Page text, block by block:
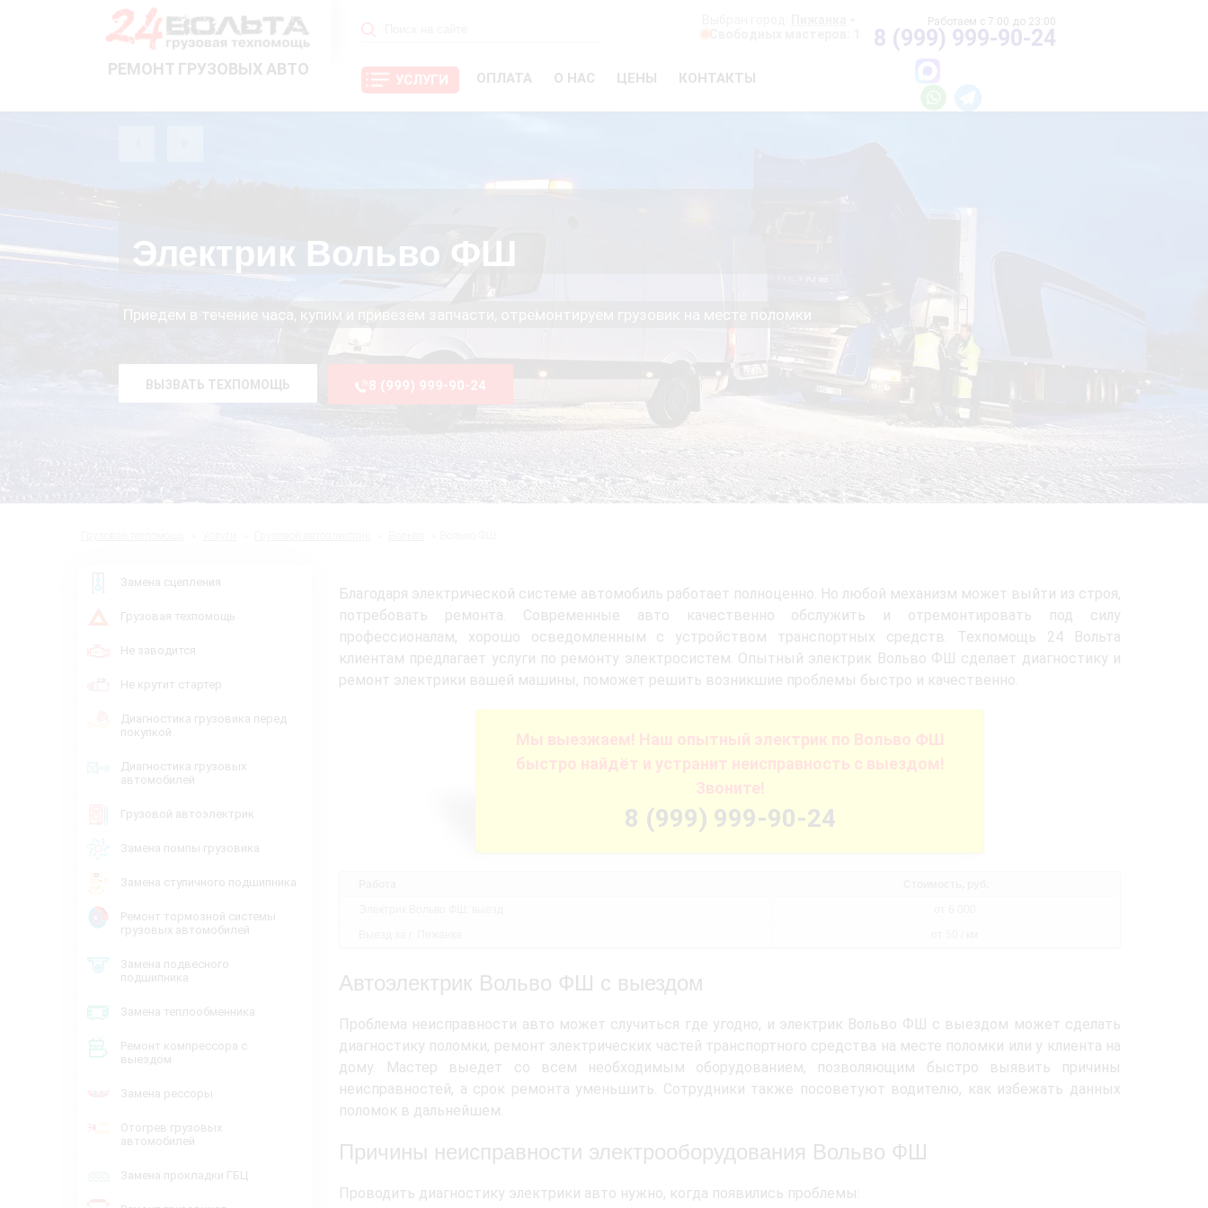
РЕМОНТ ГРУЗОВЫХ АВТО
УСЛУГИ ОПЛАТА О НАС ЦЕНЫ КОНТАКТЫ
8 (999) 999-90-24
Электрик Вольво ФШ
Приедем в течение часа, купим и привезём запчасти, отремонтируем грузовик на месте поломки
ВЫЗВАТЬ ТЕХПОМОЩЬ 8 (999) 999-90-24
Замена сцепления
Грузовая техпомощь
Не заводится
Не крутит стартер
Диагностика грузовика перед
покупкой
Диагностика грузовых
автомобилей
Грузовой автоэлектрик
Замена помпы грузовика
Замена ступичного подшипника
Ремонт тормозной системы
грузовых автомобилей
Замена подвесного
подшипника
Замена теплообменника
Ремонт компрессора с
выездом
Замена рессоры
Отогрев грузовых
автомобилей
Замена прокладки ГБЦ
Благодаря электрической системе автомобиль работает полноценно. Но любой механизм может выйти из строя,
потребовать ремонта. Современные авто качественно обслужить и отремонтировать под силу
профессионалам, хорошо осведомленным с устройством транспортных средств. Техпомощь 24 Вольта
клиентам предлагает услуги по ремонту электросистем. Опытный электрик Вольво ФШ сделает диагностику и
ремонт электрики вашей машины, поможет решить возникшие проблемы быстро и качественно.
Мы выезжаем! Наш опытный электрик по Вольво ФШ
быстро найдёт и устранит неисправность с выездом!
Звоните!
8 (999) 999-90-24
Автоэлектрик Вольво ФШ с выездом
Проблема неисправности авто может случиться где угодно, и электрик Вольво ФШ с выездом может сделать
диагностику поломки, ремонт электрических частей транспортного средства на месте поломки или у клиента на
дому. Мастер выедет со всем необходимым оборудованием, позволяющим быстро выявить причины
неисправностей, а срок ремонта уменьшить. Сотрудники также посоветуют водителю, как избежать данных
поломок в дальнейшем.
Причины неисправности электрооборудования Вольво ФШ
Проводить диагностику электрики авто нужно, когда появились проблемы: